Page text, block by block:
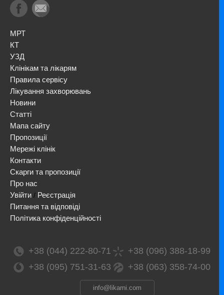
МРТ
КТ
УЗД
Клінікам та лікарям
Правила сервісу
Лікування захворювань
Новини
Статті
Мапа сайту
Пропозиції
Мережі клінік
Контакти
Скарги та пропозиції
Про нас
Увійти / Реєстрація
Питання та відповіді
Політика конфіденційності
+38 (044) 222-80-71
+38 (096) 388-18-99
+38 (095) 751-31-63
+38 (063) 358-74-00
info@likarni.com